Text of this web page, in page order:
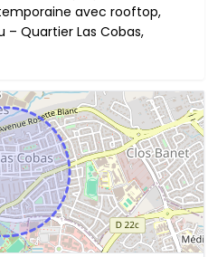
avec rooftop,
– Quartier Las Cobas,